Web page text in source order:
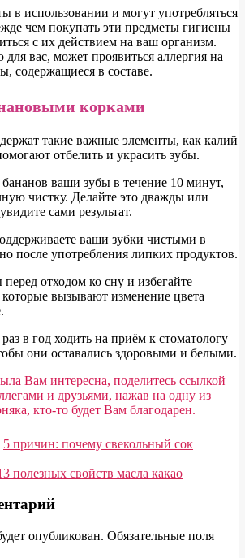
в использовании и могут употребляться
чем покупать эти предметы гигиены
с их действием на ваш организм.
вас, может проявиться аллергия на
содержащиеся в составе.
корками
такие важные элементы, как калий
отбелить и украсить зубы.
ваши зубы в течение 10 минут,
чистку. Делайте это дважды или
сами результат.
ваши зубки чистыми в
после употребления липких продуктов.
перед отходом ко сну и избегайте
вызывают изменение цвета
в год ходить на приём к стоматологу
они оставались здоровыми и белыми.
Вам интересна, поделитесь ссылкой
и друзьями, нажав на одну из
кто-то будет Вам благодарен.
5 причин: почему свекольный сок
полезных свойств масла какао
опубликован. Обязательные поля